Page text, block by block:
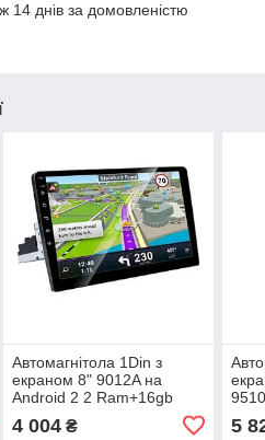
14 днів за домовленістю
Автомагнітола 1Din з
екраном 8" 9012A на
Android 2 2 Ram+16gb
4 004₴ 5